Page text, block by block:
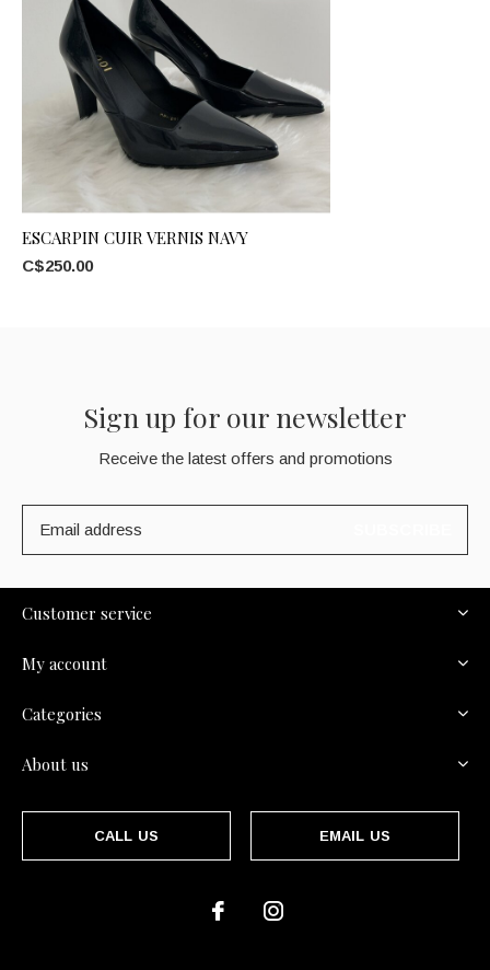
ESCARPIN CUIR VERNIS NAVY
C$250.00
Sign up for our newsletter
Receive the latest offers and promotions
Customer service
My account
Categories
About us
CALL US EMAIL US